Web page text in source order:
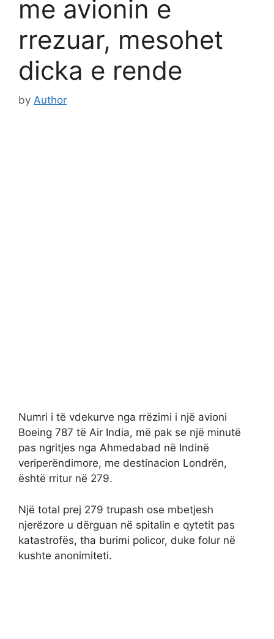
me avionin e
rrezuar, mesohet
dicka e rende
by Author
Numri i të vdekurve nga rrëzimi i një avioni
Boeing 787 të Air India, më pak se një minutë
pas ngritjes nga Ahmedabad në Indinë
veriperëndimore, me destinacion Londrën,
është rritur në 279.
Një total prej 279 trupash ose mbetjesh
njerëzore u dërguan në spitalin e qytetit pas
katastrofës, tha burimi policor, duke folur në
kushte anonimiteti.